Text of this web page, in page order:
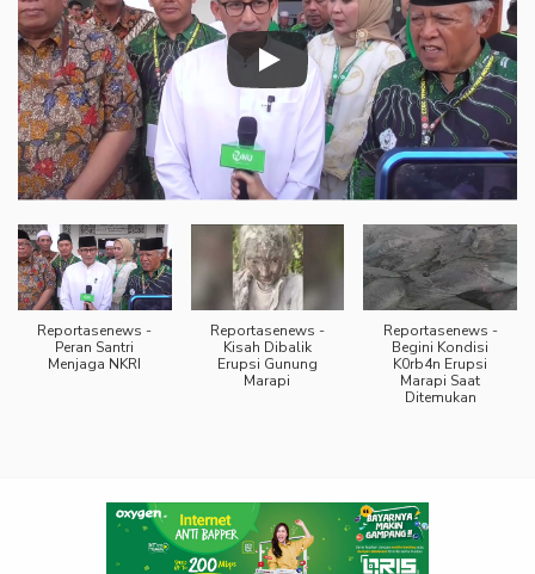
Reportasenews -
Peran Santri
Menjaga NKRI
Reportasenews -
Kisah Dibalik
Erupsi Gunung
Marapi
Reportasenews -
Begini Kondisi
K0rb4n Erupsi
Marapi Saat
Ditemukan